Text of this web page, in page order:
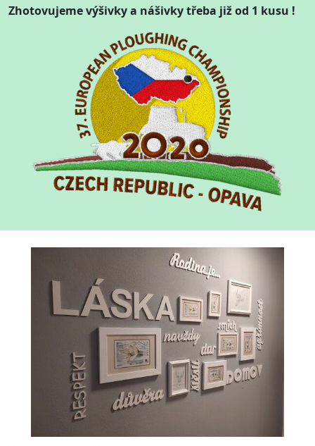
Zhotovujeme výšivky a nášivky třeba již od 1 kusu !